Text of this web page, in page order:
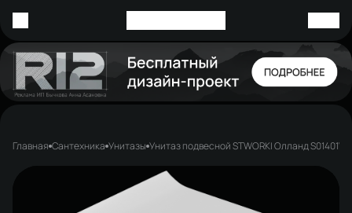
Главная Сантехника Унитазы Унитаз подвесной STWORKI Олланд